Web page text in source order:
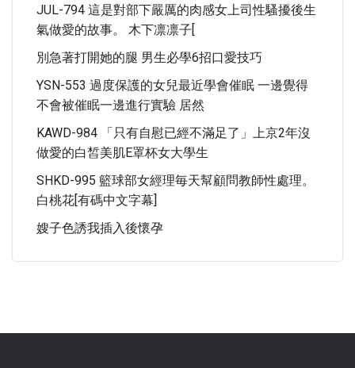
JUL-794 這是對部下嚴厲的肉感女上司性騷擾後生
氣做愛的故事。 木下凛凛子[
別急著打開她的腿 男生必學6招口愛技巧
YSN-553 過度保護的女兒最近學會催眠 一邊覺得
不會被催眠一邊進行實驗 居然
KAWD-984 「只有自慰已經不滿足了」上京2年沒
做愛的白皙美肌E罩杯女大學生
SHKD-995 籃球部女經理毎天幫顧問教師性處理。
白桃花[有碼中文字幕]
嫂子色誘我插入後懷孕